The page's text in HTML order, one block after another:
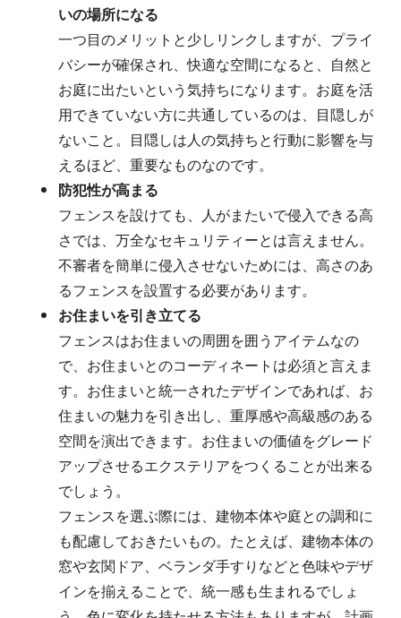
いの場所になる
一つ目のメリットと少しリンクしますが、プライ
バシーが確保され、快適な空間になると、自然と
お庭に出たいという気持ちになります。お庭を活
用できていない方に共通しているのは、目隠しが
ないこと。目隠しは人の気持ちと行動に影響を与
えるほど、重要なものなのです。
防犯性が高まる
フェンスを設けても、人がまたいで侵入できる高
さでは、万全なセキュリティーとは言えません。
不審者を簡単に侵入させないためには、高さのあ
るフェンスを設置する必要があります。
お住まいを引き立てる
フェンスはお住まいの周囲を囲うアイテムなの
で、お住まいとのコーディネートは必須と言えま
す。お住まいと統一されたデザインであれば、お
住まいの魅力を引き出し、重厚感や高級感のある
空間を演出できます。お住まいの価値をグレード
アップさせるエクステリアをつくることが出来る
でしょう。
フェンスを選ぶ際には、建物本体や庭との調和に
も配慮しておきたいもの。たとえば、建物本体の
窓や玄関ドア、ベランダ手すりなどと色味やデザ
インを揃えることで、統一感も生まれるでしょ